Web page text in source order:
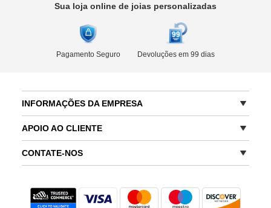
Sua loja online de joias personalizadas
Pagamento Seguro Devoluções em 99 dias
INFORMAÇÕES DA EMPRESA
APOIO AO CLIENTE
CONTATE-NOS